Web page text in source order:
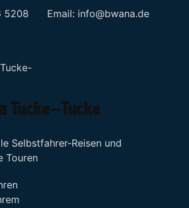
5208 Email: info@bwana.de
Tucke-Tucke
Selbstfahrer-Reisen und
Touren